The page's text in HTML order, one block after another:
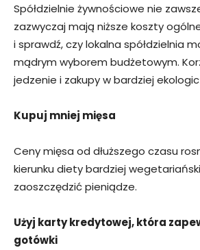
Spółdzielnie żywnościowe nie
zazwyczaj mają niższe koszty
i sprawdź, czy lokalna spółdzielnia
mądrym wyborem budżetowym.
jedzenie i zakupy w bardziej
Kupuj mniej mięsa
Ceny mięsa od dłuższego czasu
kierunku diety bardziej
zaoszczędzić pieniądze.
Użyj karty kredytowej, która
gotówki